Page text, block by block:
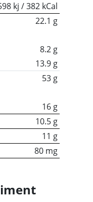
kj / 382 kCal
22.1 g
8.2 g
13.9 g
53 g
16 g
10.5 g
11 g
80 mg